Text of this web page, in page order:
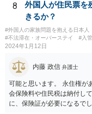
8
外国人が住民票を
きるか？
#外国人の家族問題を抱える日本人
#不法滞在・オーバーステイ
#入
2024年1月12日
内藤 政信 弁護士
可能と思います。 永住権が
会保険料や住民税は納付し
に、保険証が必要になるでし